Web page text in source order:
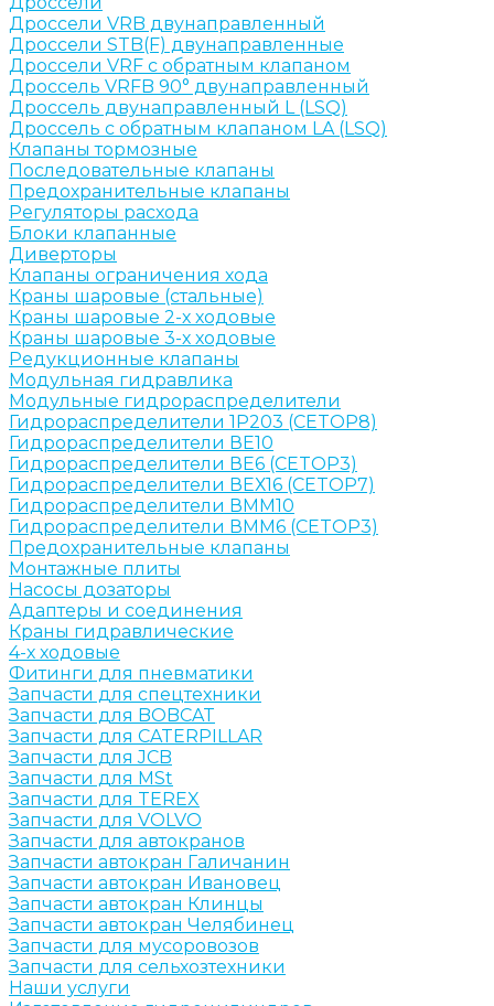
Дроссели VRB двунаправленный
Дроссели STB(F) двунаправленные
Дроссели VRF с обратным клапаном
Дроссель VRFB 90° двунаправленный
Дроссель двунаправленный L (LSQ)
Дроссель с обратным клапаном LA (LSQ)
Клапаны тормозные
Последовательные клапаны
Предохранительные клапаны
Регуляторы расхода
Блоки клапанные
Диверторы
Клапаны ограничения хода
Краны шаровые (стальные)
Краны шаровые 2-х ходовые
Краны шаровые 3-х ходовые
Редукционные клапаны
Модульная гидравлика
Модульные гидрораспределители
Гидрораспределители 1Р203 (CETOP8)
Гидрораспределители ВЕ10
Гидрораспределители ВЕ6 (CETOP3)
Гидрораспределители ВЕХ16 (CETOP7)
Гидрораспределители ВММ10
Гидрораспределители ВММ6 (CETOP3)
Предохранительные клапаны
Монтажные плиты
Насосы дозаторы
Адаптеры и соединения
Краны гидравлические
4-х ходовые
Фитинги для пневматики
Запчасти для спецтехники
Запчасти для BOBCAT
Запчасти для CATERPILLAR
Запчасти для JCB
Запчасти для MSt
Запчасти для TEREX
Запчасти для VOLVO
Запчасти для автокранов
Запчасти автокран Галичанин
Запчасти автокран Ивановец
Запчасти автокран Клинцы
Запчасти автокран Челябинец
Запчасти для мусоровозов
Запчасти для сельхозтехники
Наши услуги